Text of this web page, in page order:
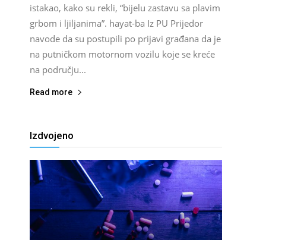
istakao, kako su rekli, “bijelu zastavu sa plavim
grbom i ljiljanima”. hayat-ba Iz PU Prijedor
navode da su postupili po prijavi građana da je
na putničkom motornom vozilu koje se kreće
na području...
Read more
Izdvojeno